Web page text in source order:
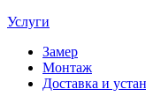
Услуги
Замер
Монтаж
Доставка и